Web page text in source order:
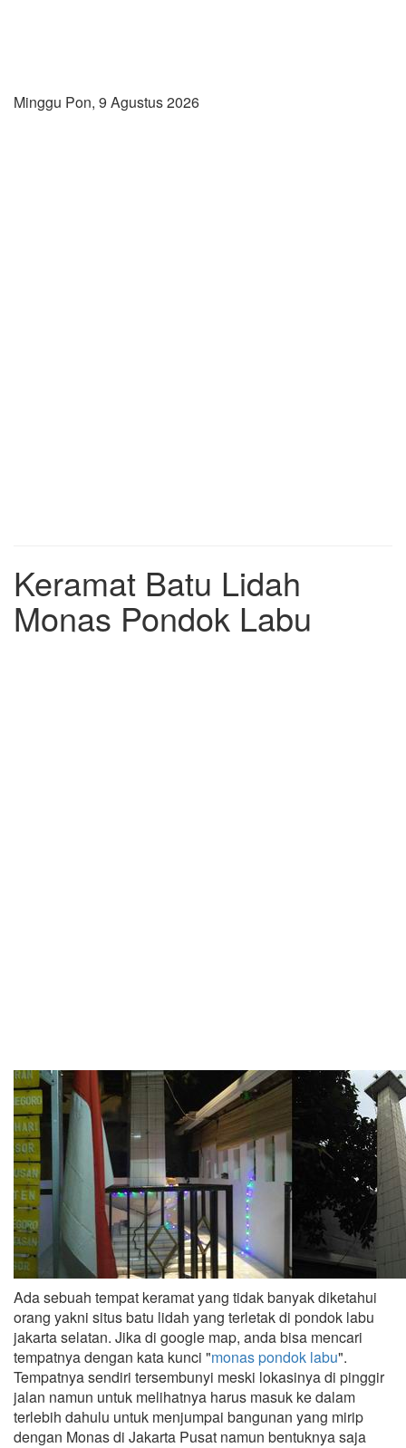
Minggu Pon, 9 Agustus 2026
Keramat Batu Lidah
Monas Pondok Labu
Ada sebuah tempat keramat yang tidak banyak diketahui
orang yakni situs batu lidah yang terletak di pondok labu
jakarta selatan. Jika di google map, anda bisa mencari
tempatnya dengan kata kunci "monas pondok labu".
Tempatnya sendiri tersembunyi meski lokasinya di pinggir
jalan namun untuk melihatnya harus masuk ke dalam
terlebih dahulu untuk menjumpai bangunan yang mirip
dengan Monas di Jakarta Pusat namun bentuknya saja